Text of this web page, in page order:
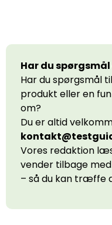
Har du
Har du spørgsmål
produkt eller en
om?
Du er altid
Vores redaktion
vender tilbage
– så du kan træffe